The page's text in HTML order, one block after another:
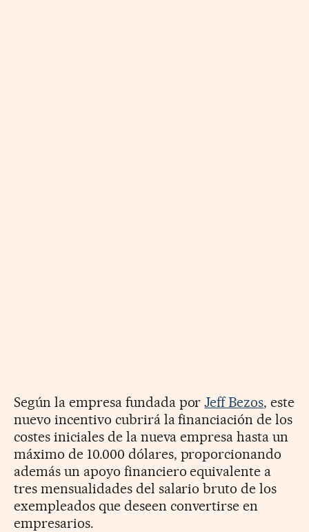
Según la empresa fundada porJeff Bezos, este
nuevo incentivo cubrirá la financiación de los
costes iniciales de la nueva empresa hasta un
máximo de 10.000 dólares, proporcionando
además un apoyo financiero equivalente a
tres mensualidades del salario bruto de los
exempleados que deseen convertirse en
empresarios.